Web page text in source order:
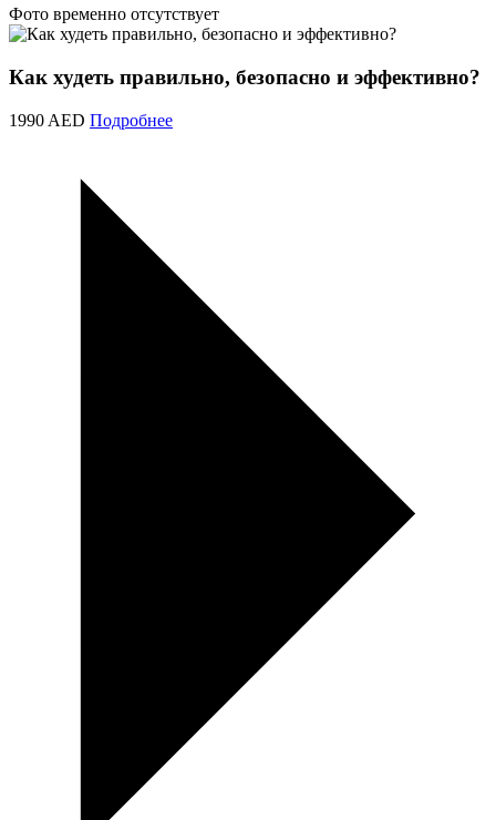
Фото временно отсутствует
Как худеть правильно, безопасно и эффективно?
1990 AED Подробнее